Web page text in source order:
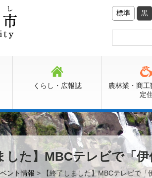
標準 黒
くらし・広報誌
農林業・商工
定
した】MBCテレビで「
ント情報 > 【終了しました】MBCテレビで「